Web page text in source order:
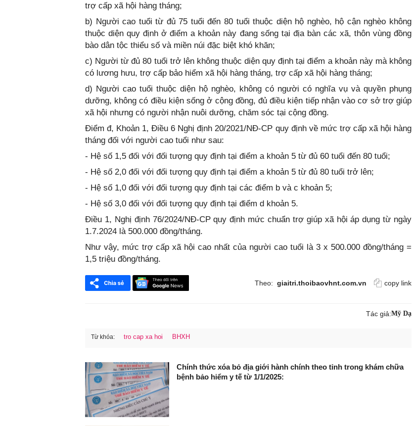
trợ cấp xã hội hàng tháng;
b) Người cao tuổi từ đủ 75 tuổi đến 80 tuổi thuộc diện hộ nghèo, hộ cận nghèo không
thuộc diện quy định ở điểm a khoản này đang sống tại địa bàn các xã, thôn vùng đồng
bào dân tộc thiểu số và miền núi đặc biệt khó khăn;
c) Người từ đủ 80 tuổi trở lên không thuộc diện quy định tại điểm a khoản này mà không
có lương hưu, trợ cấp bảo hiểm xã hội hàng tháng, trợ cấp xã hội hàng tháng;
d) Người cao tuổi thuộc diện hộ nghèo, không có người có nghĩa vụ và quyền phụng
dưỡng, không có điều kiện sống ở cộng đồng, đủ điều kiện tiếp nhận vào cơ sở trợ giúp
xã hội nhưng có người nhận nuôi dưỡng, chăm sóc tại cộng đồng.
Điểm đ, Khoản 1, Điều 6 Nghị định 20/2021/NĐ-CP quy định về mức trợ cấp xã hội hàng
tháng đối với người cao tuổi như sau:
- Hệ số 1,5 đối với đối tượng quy định tại điểm a khoản 5 từ đủ 60 tuổi đến 80 tuổi;
- Hệ số 2,0 đối với đối tượng quy định tại điểm a khoản 5 từ đủ 80 tuổi trở lên;
- Hệ số 1,0 đối với đối tượng quy định tại các điểm b và c khoản 5;
- Hệ số 3,0 đối với đối tượng quy định tại điểm d khoản 5.
Điều 1, Nghị định 76/2024/NĐ-CP quy định mức chuẩn trợ giúp xã hội áp dụng từ ngày
1.7.2024 là 500.000 đồng/tháng.
Như vậy, mức trợ cấp xã hội cao nhất của người cao tuổi là 3 x 500.000 đồng/tháng =
1,5 triệu đồng/tháng.
Theo: giaitri.thoibaovhnt.com.vn copy link
Tác giả:Mỹ Dạ
Từ khóa: tro cap xa hoi BHXH
Chính thức xóa bỏ địa giới hành chính theo tỉnh trong khám chữa
bệnh bảo hiểm y tế từ 1/1/2025: